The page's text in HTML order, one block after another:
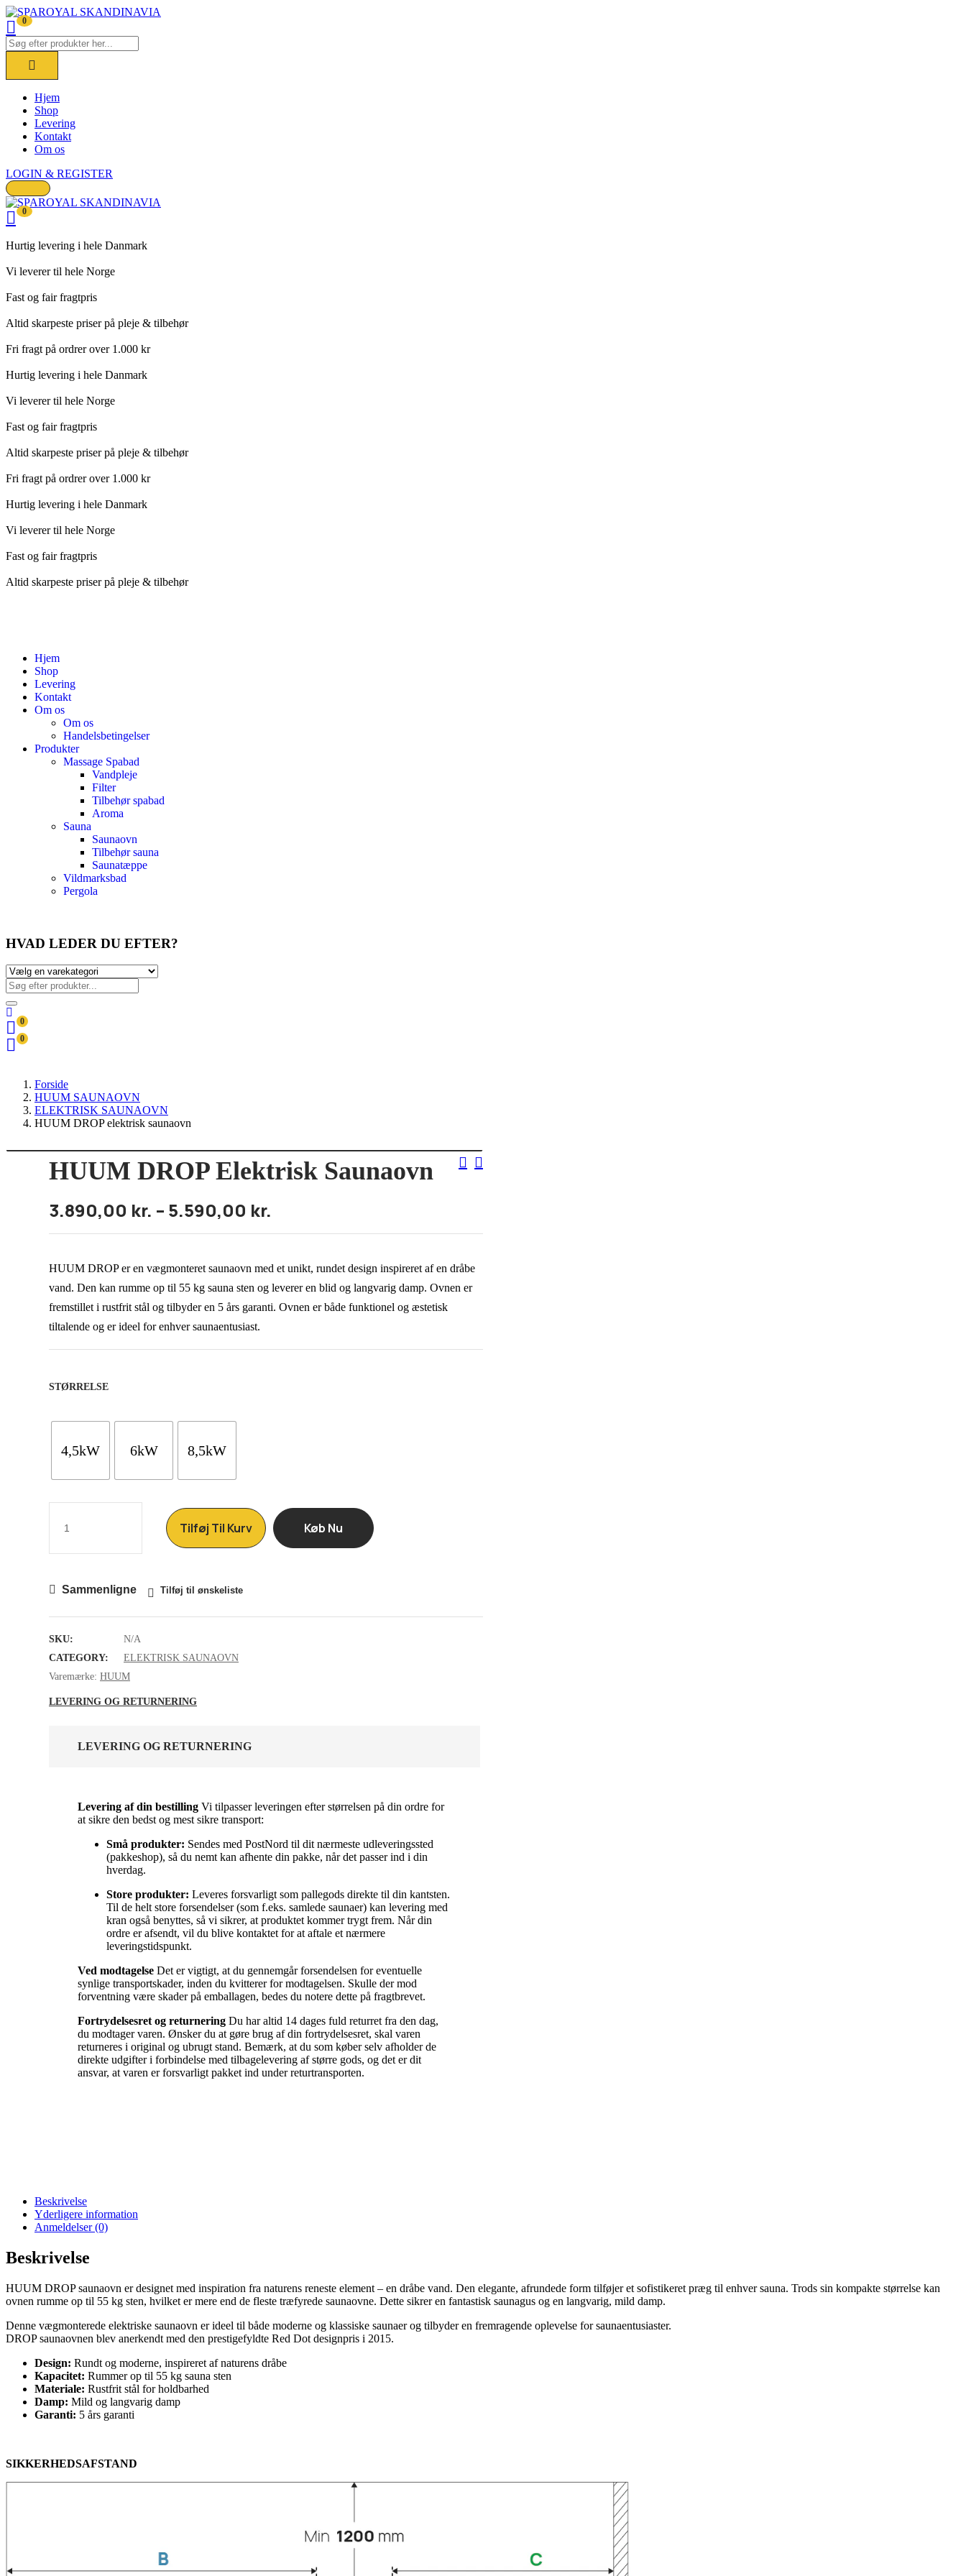
0
Hjem
Shop
Levering
Kontakt
Om os
LOGIN & REGISTER
0
Hurtig levering i hele Danmark
Vi leverer til hele Norge
Fast og fair fragtpris
Altid skarpeste priser på pleje & tilbehør
Fri fragt på ordrer over 1.000 kr
Hurtig levering i hele Danmark
Vi leverer til hele Norge
Fast og fair fragtpris
Altid skarpeste priser på pleje & tilbehør
Fri fragt på ordrer over 1.000 kr
Hurtig levering i hele Danmark
Vi leverer til hele Norge
Fast og fair fragtpris
Altid skarpeste priser på pleje & tilbehør
Hjem
Shop
Levering
Kontakt
Om os
Om os
Handelsbetingelser
Produkter
Massage Spabad
Vandpleje
Filter
Tilbehør spabad
Aroma
Sauna
Saunaovn
Tilbehør sauna
Saunatæppe
Vildmarksbad
Pergola
HVAD LEDER DU EFTER?
0
0
Forside
HUUM SAUNAOVN
ELEKTRISK SAUNAOVN
HUUM DROP elektrisk saunaovn
HUUM DROP Elektrisk Saunaovn
3.890,00 kr. – 5.590,00 kr.
HUUM DROP er en vægmonteret saunaovn med et unikt, rundet design inspireret af en dråbe
vand. Den kan rumme op til 55 kg sauna sten og leverer en blid og langvarig damp. Ovnen er
fremstillet i rustfrit stål og tilbyder en 5 års garanti. Ovnen er både funktionel og æstetisk
tiltalende og er ideel for enhver saunaentusiast.
STØRRELSE
4,5kW 6kW 8,5kW
Tilføj Til Kurv Køb Nu
Sammenligne Tilføj til ønskeliste
SKU:
N/A
CATEGORY:
ELEKTRISK SAUNAOVN
Varemærke: HUUM
LEVERING OG RETURNERING
LEVERING OG RETURNERING
Levering af din bestilling Vi tilpasser leveringen efter størrelsen på din ordre for
at sikre den bedst og mest sikre transport:
Små produkter: Sendes med PostNord til dit nærmeste udleveringssted
(pakkeshop), så du nemt kan afhente din pakke, når det passer ind i din
hverdag.
Store produkter: Leveres forsvarligt som pallegods direkte til din kantsten.
Til de helt store forsendelser (som f.eks. samlede saunaer) kan levering med
kran også benyttes, så vi sikrer, at produktet kommer trygt frem. Når din
ordre er afsendt, vil du blive kontaktet for at aftale et nærmere
leveringstidspunkt.
Ved modtagelse Det er vigtigt, at du gennemgår forsendelsen for eventuelle
synlige transportskader, inden du kvitterer for modtagelsen. Skulle der mod
forventning være skader på emballagen, bedes du notere dette på fragtbrevet.
Fortrydelsesret og returnering Du har altid 14 dages fuld returret fra den dag,
du modtager varen. Ønsker du at gøre brug af din fortrydelsesret, skal varen
returneres i original og ubrugt stand. Bemærk, at du som køber selv afholder de
direkte udgifter i forbindelse med tilbagelevering af større gods, og det er dit
ansvar, at varen er forsvarligt pakket ind under returtransporten.
Beskrivelse
Yderligere information
Anmeldelser (0)
Beskrivelse
HUUM DROP saunaovn er designet med inspiration fra naturens reneste element – en dråbe vand. Den elegante, afrundede form tilføjer et sofistikeret præg til enhver sauna. Trods sin kompakte størrelse kan
ovnen rumme op til 55 kg sten, hvilket er mere end de fleste træfyrede saunaovne. Dette sikrer en fantastisk saunagus og en langvarig, mild damp.
Denne vægmonterede elektriske saunaovn er ideel til både moderne og klassiske saunaer og tilbyder en fremragende oplevelse for saunaentusiaster.
DROP saunaovnen blev anerkendt med den prestigefyldte Red Dot designpris i 2015.
Design: Rundt og moderne, inspireret af naturens dråbe
Kapacitet: Rummer op til 55 kg sauna sten
Materiale: Rustfrit stål for holdbarhed
Damp: Mild og langvarig damp
Garanti: 5 års garanti
SIKKERHEDSAFSTAND